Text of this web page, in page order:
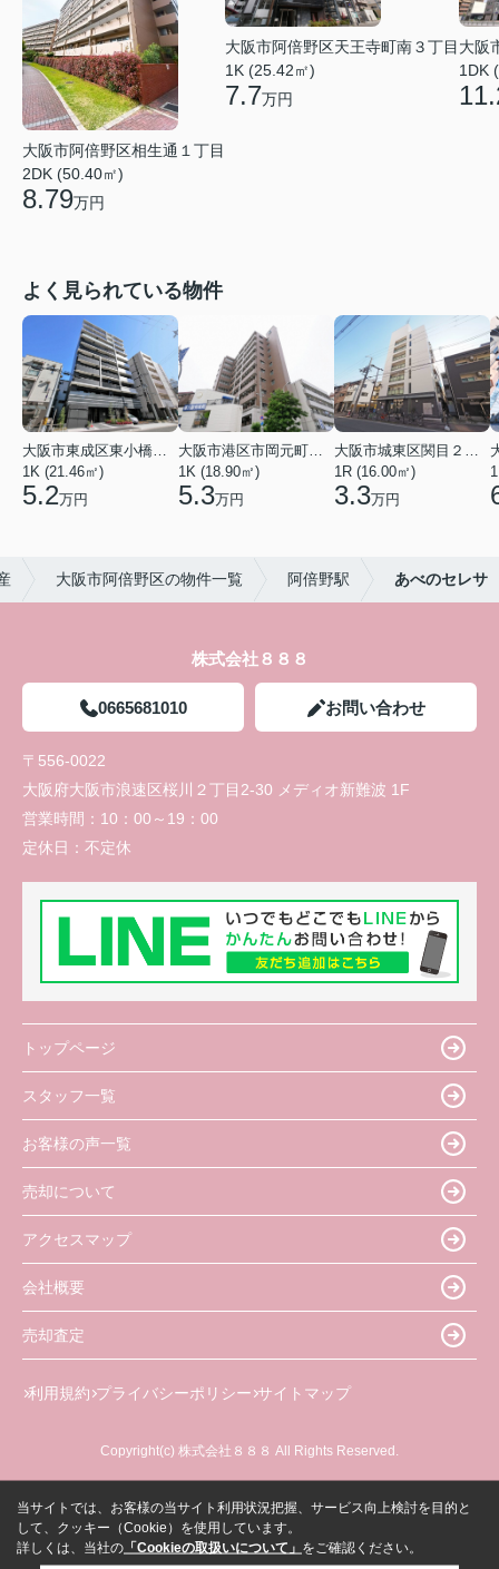
大阪市阿倍野区相生通１丁目
2DK (50.40㎡)
8.79万円
大阪市阿倍野区天王寺町南３丁目
1K (25.42㎡)
7.7万円
大阪
1DK
よく見られている物件
大阪市東成区東小橋１丁目
1K (21.46㎡)
5.2万円
大阪市港区市岡元町１丁目
1K (18.90㎡)
5.3万円
大阪市城東区関目２丁目
1R (16.00㎡)
3.3万円
大阪市阿倍野区の物件一覧 阿倍野駅 あべのセレサ
株式会社８８８
0665681010 お問い合わせ
〒556-0022
大阪府大阪市浪速区桜川２丁目2-30 メディオ新難波 1F
営業時間： 10：00～19：00
定休日： 不定休
トップページ
スタッフ一覧
お客様の声一覧
売却について
アクセスマップ
会社概要
売却査定
利用規約 プライバシーポリシー サイトマップ
Copyright(c) 株式会社８８８ All Rights Reserved.
当サイトでは、お客様の当サイト利用状況把握、サービス向上検討を目的と
して、クッキー（Cookie）を使用しています。
詳しくは、当社の 「Cookieの取扱いについて」 をご確認ください。